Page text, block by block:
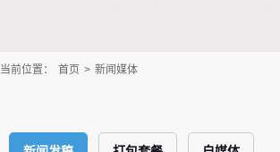
当前位置： 首页 > 新闻媒体